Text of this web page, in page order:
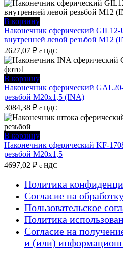
В корзину
Наконечник сферический
внутренней левой резьбой M12
2627,07 ₽ с НДС
В корзину
Наконечник сферический
резьбой M20x1,5 (INA)
3084,38 ₽ с НДС
В корзину
Наконечник сферический KF-
резьбой M20x1,5
4697,02 ₽ с НДС
Политика
Согласие на
Пользовательское
Политика
Согласие на
и (или)